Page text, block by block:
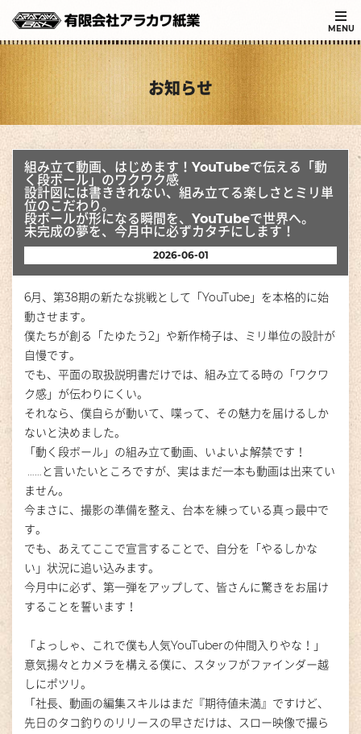
MENU
お知らせ
組み立て動画、はじめます！YouTubeで伝える「動
く段ボール」のワクワク感
設計図には書ききれない、組み立てる楽しさとミリ単
位のこだわり。
段ボールが形になる瞬間を、YouTubeで世界へ。
未完成の夢を、今月中に必ずカタチにします！
2026-06-01
6月、第38期の新たな挑戦として「YouTube」を本格的に始
動させます。
僕たちが創る「たゆたう2」や新作椅子は、ミリ単位の設計が
自慢です。
でも、平面の取扱説明書だけでは、組み立てる時の「ワクワ
ク感」が伝わりにくい。
それなら、僕自らが動いて、喋って、その魅力を届けるしか
ないと決めました。
「動く段ボール」の組み立て動画、いよいよ解禁です！
……と言いたいところですが、実はまだ一本も動画は出来てい
ません。
今まさに、撮影の準備を整え、台本を練っている真っ最中で
す。
でも、あえてここで宣言することで、自分を「やるしかな
い」状況に追い込みます。
今月中に必ず、第一弾をアップして、皆さんに驚きをお届け
することを誓います！
「よっしゃ、これで僕も人気YouTuberの仲間入りやな！」
意気揚々とカメラを構える僕に、スタッフがファインダー越
しにポツリ。
「社長、動画の編集スキルはまだ『期待値未満』ですけど、
先日のタコ釣りのリリースの早さだけは、スロー映像で撮ら